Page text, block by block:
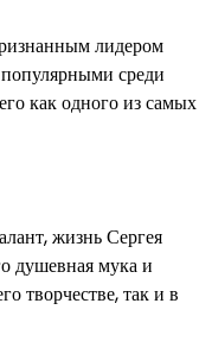
лидером
среди
как одного из самых
жизнь Сергея
душевная мука и
творчестве, так и в